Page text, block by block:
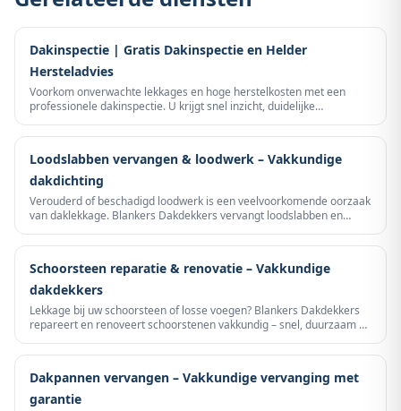
Dakinspectie | Gratis Dakinspectie en Helder
Hersteladvies
Voorkom onverwachte lekkages en hoge herstelkosten met een
professionele dakinspectie. U krijgt snel inzicht, duidelijke
Loodslabben vervangen & loodwerk – Vakkundige
dakdichting
Verouderd of beschadigd loodwerk is een veelvoorkomende oorzaak
van daklekkage. Blankers Dakdekkers vervangt loodslabben en
Schoorsteen reparatie & renovatie – Vakkundige
dakdekkers
Lekkage bij uw schoorsteen of losse voegen? Blankers Dakdekkers
repareert en renoveert schoorstenen vakkundig – snel, duurzaam en
Dakpannen vervangen – Vakkundige vervanging met
garantie